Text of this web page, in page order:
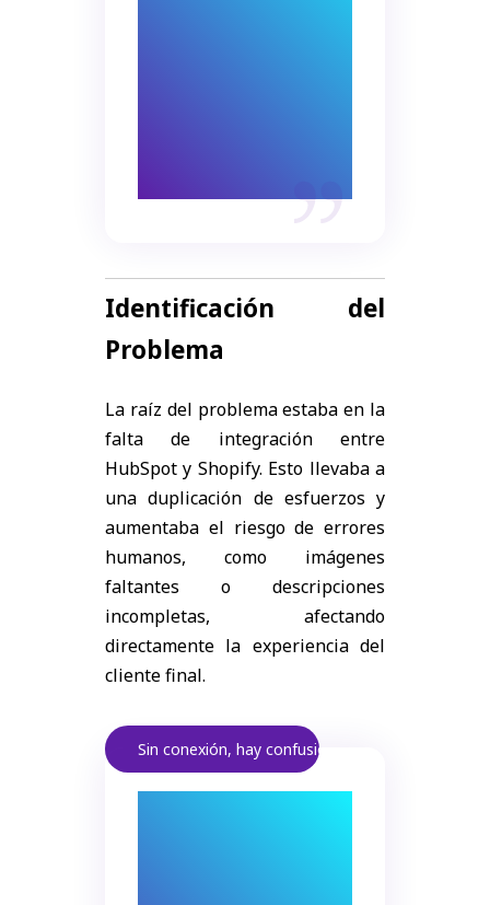
Identificación del
Problema
La raíz del problema estaba en la
falta de integración entre
HubSpot y Shopify. Esto llevaba a
una duplicación de esfuerzos y
aumentaba el riesgo de errores
humanos, como imágenes
faltantes o descripciones
incompletas, afectando
directamente la experiencia del
cliente final.
Sin conexión, hay confusión.